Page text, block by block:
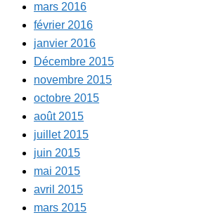
mars 2016
février 2016
janvier 2016
Décembre 2015
novembre 2015
octobre 2015
août 2015
juillet 2015
juin 2015
mai 2015
avril 2015
mars 2015